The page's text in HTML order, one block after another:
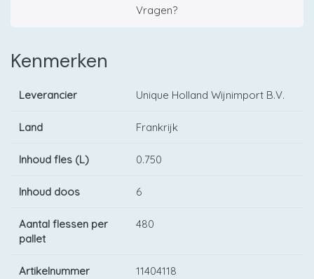
Vragen?
Kenmerken
Leverancier Unique Holland Wijnimport B.V.
Land Frankrijk
Inhoud fles (L) 0.750
Inhoud doos 6
Aantal flessen per
pallet
480
Artikelnummer 11404118